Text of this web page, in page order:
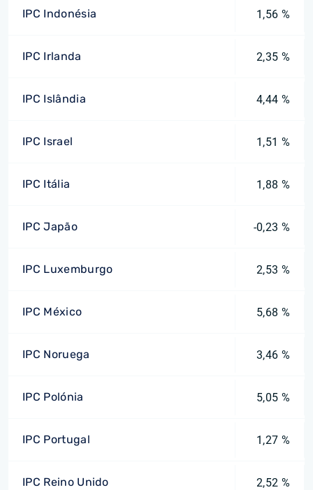
IPC Indonésia 1,56 %
IPC Irlanda 2,35 %
IPC Islândia 4,44 %
IPC Israel 1,51 %
IPC Itália 1,88 %
IPC Japão -0,23 %
IPC Luxemburgo 2,53 %
IPC México 5,68 %
IPC Noruega 3,46 %
IPC Polónia 5,05 %
IPC Portugal 1,27 %
IPC Reino Unido 2,52 %